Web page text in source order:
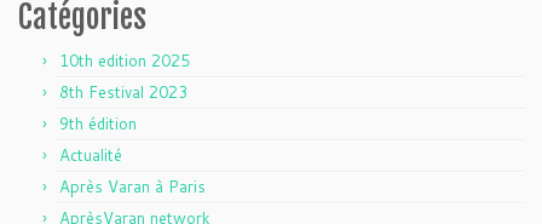
Catégories
10th edition 2025
8th Festival 2023
9th édition
Actualité
Après Varan à Paris
AprèsVaran network